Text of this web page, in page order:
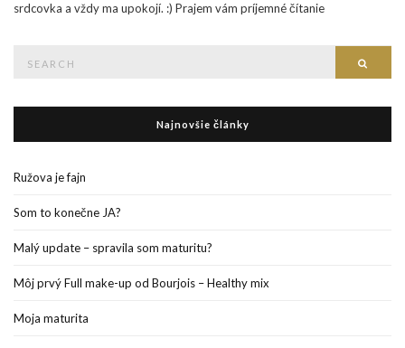
srdcovka a vždy ma upokojí. :) Prajem vám príjemné čítanie
Najnovšie články
Ružova je fajn
Som to konečne JA?
Malý update – spravila som maturitu?
Môj prvý Full make-up od Bourjois – Healthy mix
Moja maturita